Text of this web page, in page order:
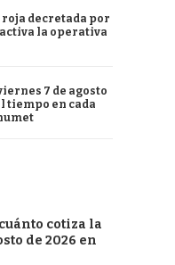
decretada por
la operativa
7 de agosto
tiempo en cada
cotiza la
de 2026 en